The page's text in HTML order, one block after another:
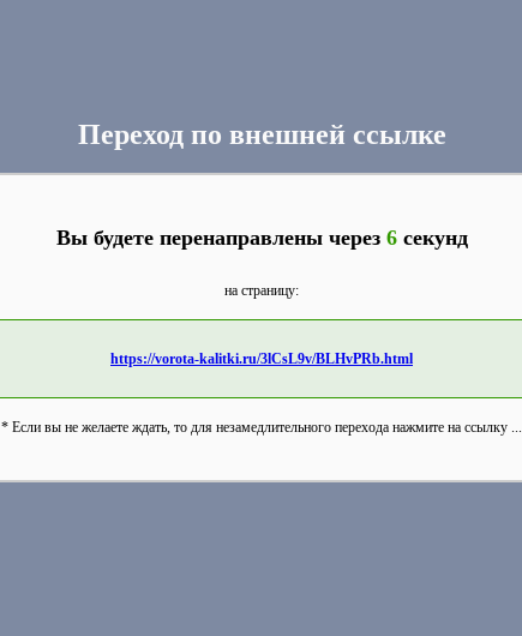
Переход по внешней ссылке
Вы будете перенаправлены через 6секунд
на страницу:
https://vorota-kalitki.ru/3lCsL9v/BLHvPRb.html
* Если вы не желаете ждать, то для незамедлительного перехода нажмите на ссылку ...